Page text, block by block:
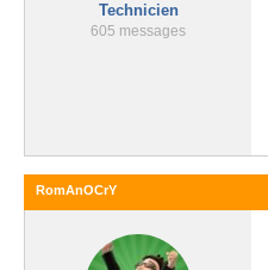
Technicien
605 messages
RomAnOCrY